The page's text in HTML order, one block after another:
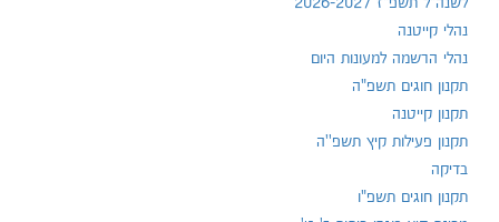
נהלי קייטנה
נהלי הרשמה למעונות היום
תקנון חוגים תשפ"ה
תקנון קייטנה
תקנון פעילות קיץ תשפ''ה
בדיקה
תקנון חוגים תשפ"ו